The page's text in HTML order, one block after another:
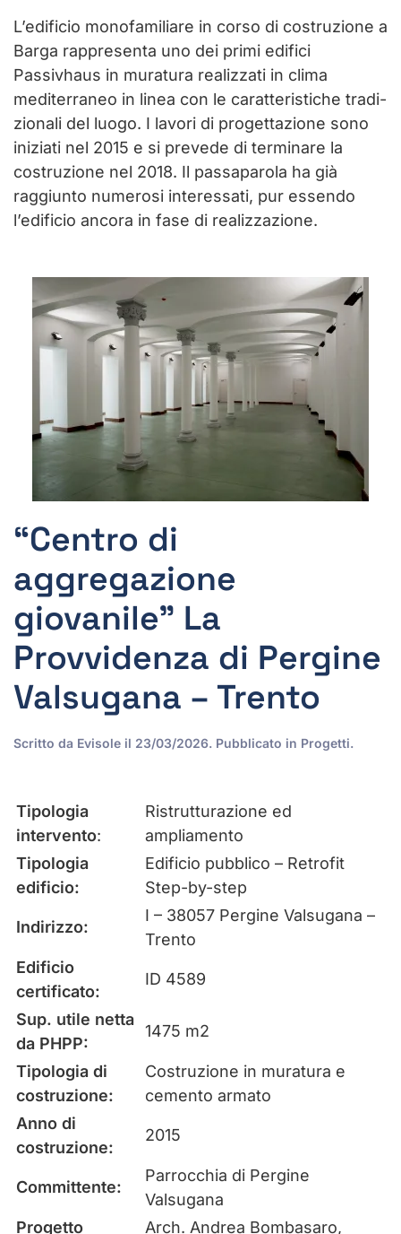
L’edificio monofamiliare in corso di costruzione a
Barga rappresenta uno dei primi edifici
Passivhaus in muratura realizzati in clima
mediterraneo in linea con le caratteristiche tradi-
zionali del luogo. I lavori di progettazione sono
iniziati nel 2015 e si prevede di terminare la
costruzione nel 2018. Il passaparola ha già
raggiunto numerosi interessati, pur essendo
l’edificio ancora in fase di realizzazione.
“Centro di
aggregazione
giovanile” La
Provvidenza di Pergine
Valsugana – Trento
Scritto da Evisole il 23/03/2026. Pubblicato in Progetti.
Tipologia
intervento:
Ristrutturazione ed
ampliamento
Tipologia
edificio:
Edificio pubblico – Retrofit
Step-by-step
Indirizzo:
I – 38057 Pergine Valsugana –
Trento
Edificio
certificato:
ID 4589
Sup. utile netta
da PHPP:
1475 m2
Tipologia di
costruzione:
Costruzione in muratura e
cemento armato
Anno di
costruzione:
2015
Committente:
Parrocchia di Pergine
Valsugana
Progetto
Arch. Andrea Bombasaro,